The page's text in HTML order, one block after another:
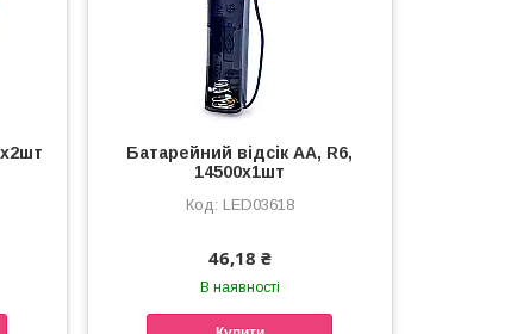
Батарейний відсік АА, R6,
14500х1шт
LED03618
46,18 ₴
В наявності